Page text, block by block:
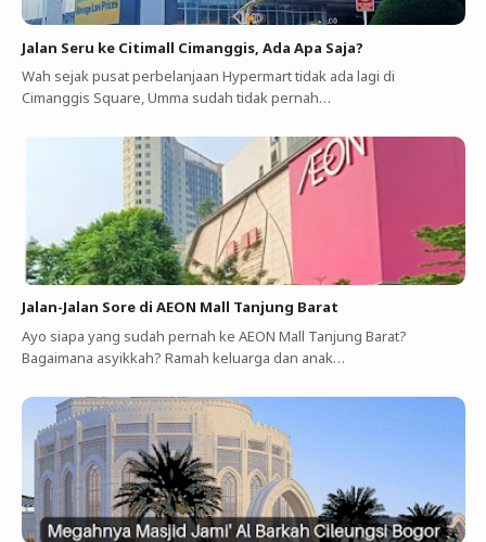
Jalan Seru ke Citimall Cimanggis, Ada Apa Saja?
Wah sejak pusat perbelanjaan Hypermart tidak ada lagi di
Cimanggis Square, Umma sudah tidak pernah…
Jalan-Jalan Sore di AEON Mall Tanjung Barat
Ayo siapa yang sudah pernah ke AEON Mall Tanjung Barat?
Bagaimana asyikkah? Ramah keluarga dan anak…